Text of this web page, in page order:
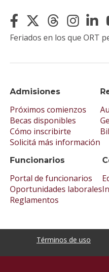
Admisiones
Próximos comienzos
Becas disponibles
Cómo inscribirte
Solicitá más información
Funcionarios
Portal de funcionarios
Oportunidades laborales
Reglamentos
Feriados en los que ORT
Términos de uso